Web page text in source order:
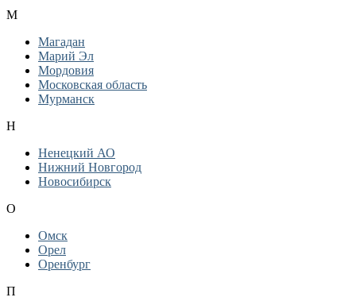
М
Магадан
Марий Эл
Мордовия
Московская область
Мурманск
Н
Ненецкий АО
Нижний Новгород
Новосибирск
О
Омск
Орел
Оренбург
П